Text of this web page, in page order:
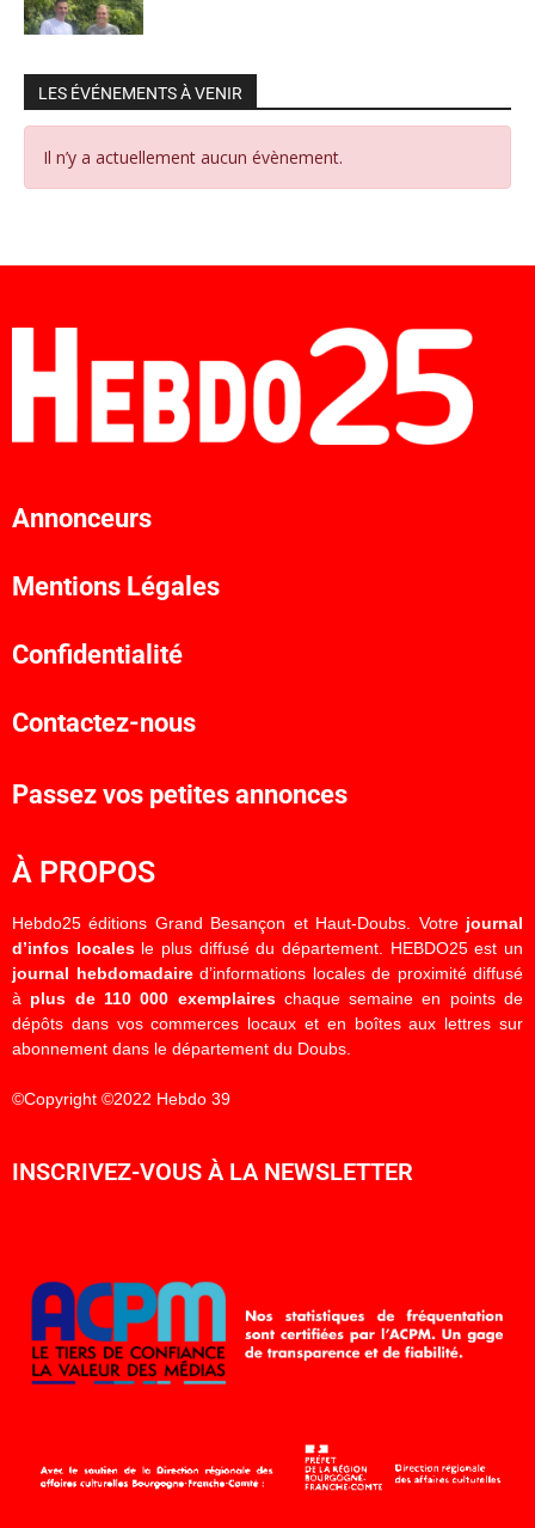
LES ÉVÉNEMENTS À VENIR
Il n’y a actuellement aucun évènement.
Annonceurs
Mentions Légales
Confidentialité
Contactez-nous
Passez vos petites annonces
À PROPOS
Hebdo25 éditions Grand Besançon et Haut-Doubs. Votre journal
d’infos localesle plus diffusé du département. HEBDO25 est un
journal hebdomadaired’informations locales de proximité diffusé
à plus de 110 000 exemplaireschaque semaine en points de
dépôts dans vos commerces locaux et en boîtes aux lettres sur
abonnement dans le département du Doubs.
©Copyright ©2022 Hebdo 39
INSCRIVEZ-VOUS À LA NEWSLETTER